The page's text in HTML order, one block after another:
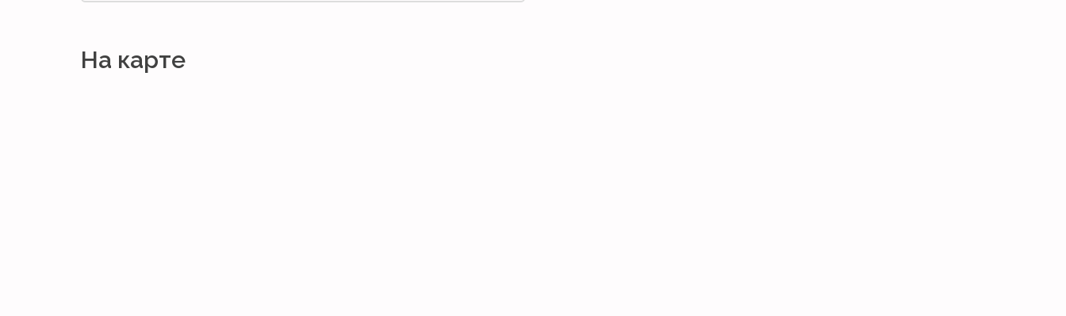
На карте